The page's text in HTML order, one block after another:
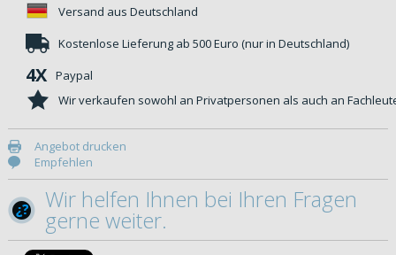
Versand aus Deutschland
Kostenlose Lieferung ab 500 Euro (nur in Deutschland)
4X Paypal
Wir verkaufen sowohl an Privatpersonen als auch an
Angebot drucken
Empfehlen
Wir helfen Ihnen bei Ihren Fragen
gerne weiter.